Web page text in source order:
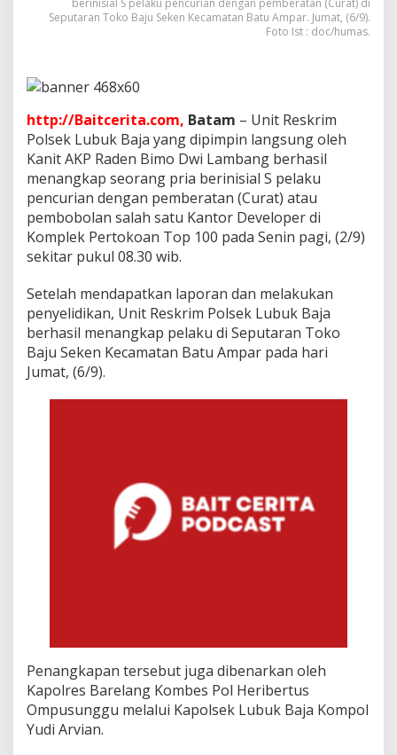
o
l
o
r
D
e
v
e
l
o
r
d
i
B
a
m
Seputaran Toko Baju Seken Kecamatan Batu Ampar. Jumat, (6/9).
Foto Ist : doc/humas.
http://Baitcerita.com, Batam – Unit Reskrim
Polsek Lubuk Baja yang dipimpin langsung oleh
Kanit AKP Raden Bimo Dwi Lambang berhasil
menangkap seorang pria berinisial S pelaku
pencurian dengan pemberatan (Curat) atau
pembobolan salah satu Kantor Developer di
Komplek Pertokoan Top 100 pada Senin pagi, (2/9)
sekitar pukul 08.30 wib.
Setelah mendapatkan laporan dan melakukan
penyelidikan, Unit Reskrim Polsek Lubuk Baja
berhasil menangkap pelaku di Seputaran Toko
Baju Seken Kecamatan Batu Ampar pada hari
Jumat, (6/9).
Penangkapan tersebut juga dibenarkan oleh
Kapolres Barelang Kombes Pol Heribertus
Ompusunggu melalui Kapolsek Lubuk Baja Kompol
Yudi Arvian.